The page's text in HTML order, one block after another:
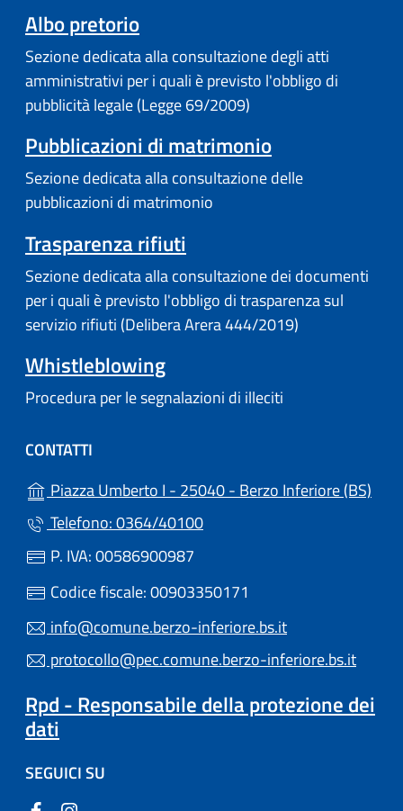
Albo pretorio
Sezione dedicata alla consultazione degli atti
amministrativi per i quali è previsto l'obbligo di
pubblicità legale (Legge 69/2009)
Pubblicazioni di matrimonio
Sezione dedicata alla consultazione delle
pubblicazioni di matrimonio
Trasparenza rifiuti
Sezione dedicata alla consultazione dei documenti
per i quali è previsto l'obbligo di trasparenza sul
servizio rifiuti (Delibera Arera 444/2019)
Whistleblowing
Procedura per le segnalazioni di illeciti
CONTATTI
Piazza Umberto I - 25040 - Berzo Inferiore (BS)
Telefono: 0364/40100
P. IVA: 00586900987
Codice fiscale: 00903350171
info@comune.berzo-inferiore.bs.it
protocollo@pec.comune.berzo-inferiore.bs.it
Rpd - Responsabile della protezione dei
dati
SEGUICI SU